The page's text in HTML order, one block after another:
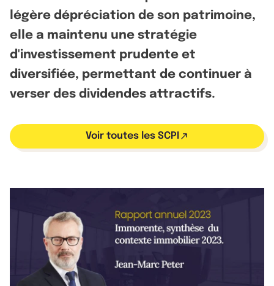
légère dépréciation de son patrimoine,
elle a maintenu une stratégie
d'investissement prudente et
diversifiée, permettant de continuer à
verser des dividendes attractifs.
Voir toutes les SCPI